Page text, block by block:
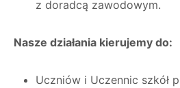
z doradcą zawodowym.
Nasze działania kierujemy do:
Uczniów i Uczennic szkół